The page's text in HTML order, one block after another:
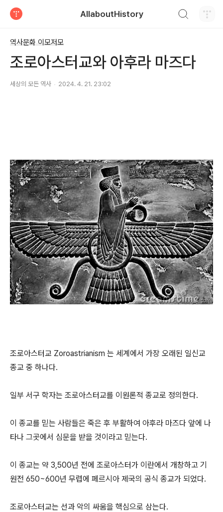
AllaboutHistory
역사문화 이모저모
조로아스터교와 아후라 마즈다
세상의 모든 역사 2024. 4. 21. 23:02
조로아스터교 Zoroastrianism 는 세계에서 가장 오래된 일신교
종교 중 하나다.
일부 서구 학자는 조로아스터교를 이원론적 종교로 정의한다.
이 종교를 믿는 사람들은 죽은 후 부활하여 아후라 마즈다 앞에 나
타나 그곳에서 심문을 받을 것이라고 믿는다.
이 종교는 약 3,500년 전에 조로아스터가 이란에서 개창하고 기
원전 650~600년 무렵에 페르시아 제국의 공식 종교가 되었다.
조로아스터교는 선과 악의 싸움을 핵심으로 삼는다.